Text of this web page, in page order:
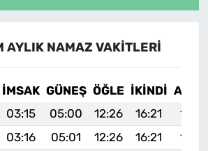
AYLIK NAMAZ VAKITLERI
İMSAK GÜNEŞ ÖĞLE İKINDI
03:15 05:00 12:26 16:21
03:16 05:01 12:26 16:21